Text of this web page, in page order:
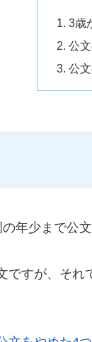
3歳
公
公
年少まで公文
ですが、そ